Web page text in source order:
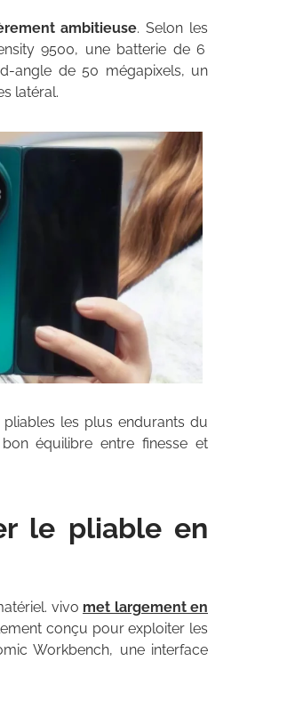
ambitieuse. Selon les
9500, une batterie de 6
angle de 50 mégapixels, un
latéral.
les plus endurants du
équilibre entre finesse et
le pliable en
vivo met largement en
conçu pour exploiter les
Workbench, une interface